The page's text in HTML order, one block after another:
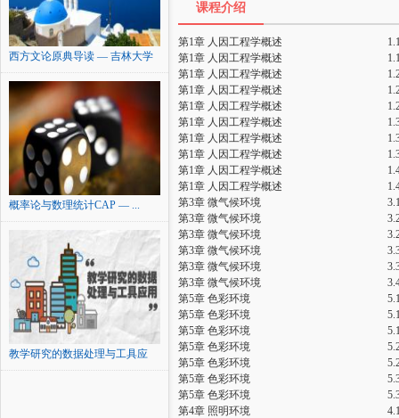
西方文论原典导读 — 吉林大学
概率论与数理统计CAP — ...
教学研究的数据处理与工具应
用...
课程介绍
第1章 人因工程学概述
第1章 人因工程学概述
第1章 人因工程学概述
第1章 人因工程学概述
第1章 人因工程学概述
第1章 人因工程学概述
第1章 人因工程学概述
第1章 人因工程学概述
第1章 人因工程学概述
第1章 人因工程学概述
第3章 微气候环境
第3章 微气候环境
第3章 微气候环境
第3章 微气候环境
第3章 微气候环境
第3章 微气候环境
第5章 色彩环境
第5章 色彩环境
第5章 色彩环境
第5章 色彩环境
第5章 色彩环境
第5章 色彩环境
第5章 色彩环境
第4章 照明环境